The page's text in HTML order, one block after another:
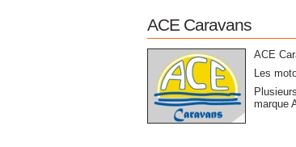
ACE Caravans
ACE
Les
marque